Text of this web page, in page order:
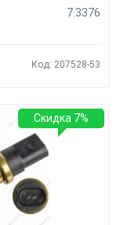
7.3376
Код: 207528-53
Скидка 7%